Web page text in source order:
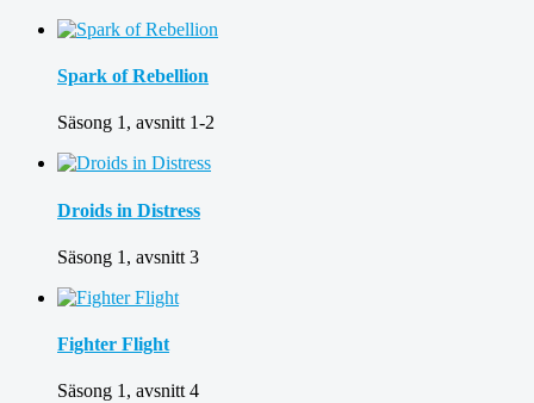
Spark of Rebellion
Säsong 1, avsnitt 1-2
Droids in Distress
Säsong 1, avsnitt 3
Fighter Flight
Säsong 1, avsnitt 4